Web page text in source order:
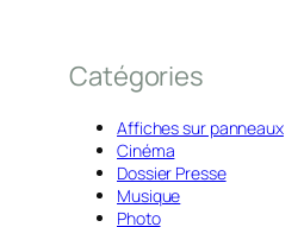
Catégories
Affiches sur panneaux
Cinéma
Dossier Presse
Musique
Photo